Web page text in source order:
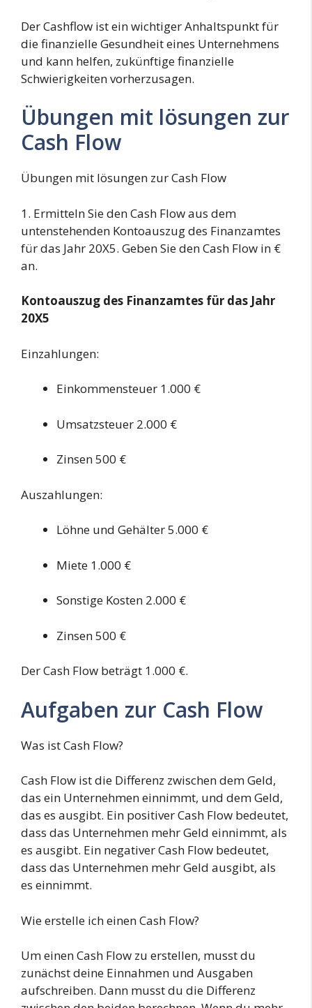
Der Cashflow ist ein wichtiger Anhaltspunkt für
die finanzielle Gesundheit eines Unternehmens
und kann helfen, zukünftige finanzielle
Schwierigkeiten vorherzusagen.
Übungen mit lösungen zur
Cash Flow
Übungen mit lösungen zur Cash Flow
1. Ermitteln Sie den Cash Flow aus dem
untenstehenden Kontoauszug des Finanzamtes
für das Jahr 20X5. Geben Sie den Cash Flow in €
an.
Kontoauszug des Finanzamtes für das Jahr
20X5
Einzahlungen:
Einkommensteuer 1.000 €
Umsatzsteuer 2.000 €
Zinsen 500 €
Auszahlungen:
Löhne und Gehälter 5.000 €
Miete 1.000 €
Sonstige Kosten 2.000 €
Zinsen 500 €
Der Cash Flow beträgt 1.000 €.
Aufgaben zur Cash Flow
Was ist Cash Flow?
Cash Flow ist die Differenz zwischen dem Geld,
das ein Unternehmen einnimmt, und dem Geld,
das es ausgibt. Ein positiver Cash Flow bedeutet,
dass das Unternehmen mehr Geld einnimmt, als
es ausgibt. Ein negativer Cash Flow bedeutet,
dass das Unternehmen mehr Geld ausgibt, als
es einnimmt.
Wie erstelle ich einen Cash Flow?
Um einen Cash Flow zu erstellen, musst du
zunächst deine Einnahmen und Ausgaben
aufschreiben. Dann musst du die Differenz